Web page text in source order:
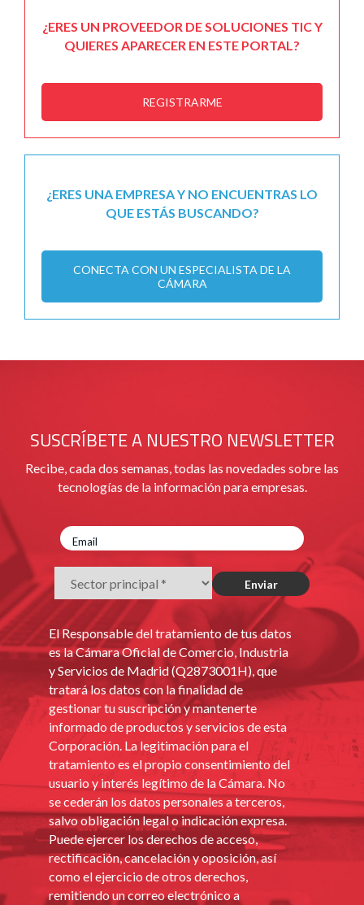
¿ERES UN PROVEEDOR DE SOLUCIONES TIC Y
QUIERES APARECER EN ESTE PORTAL?
REGISTRARME
¿ERES UNA EMPRESA Y NO ENCUENTRAS LO
QUE ESTÁS BUSCANDO?
CONECTA CON UN ESPECIALISTA DE LA
CÁMARA
SUSCRÍBETE A NUESTRO NEWSLETTER
Recibe, cada dos semanas, todas las novedades sobre las
tecnologías de la información para empresas.
El Responsable del tratamiento de tus datos
es la Cámara Oficial de Comercio, Industria
y Servicios de Madrid (Q2873001H), que
tratará los datos con la finalidad de
gestionar tu suscripción y mantenerte
informado de productos y servicios de esta
Corporación. La legitimación para el
tratamiento es el propio consentimiento del
usuario y interés legítimo de la Cámara. No
se cederán los datos personales a terceros,
salvo obligación legal o indicación expresa.
Puede ejercer los derechos de acceso,
rectificación, cancelación y oposición, así
como el ejercicio de otros derechos,
remitiendo un correo electrónico a